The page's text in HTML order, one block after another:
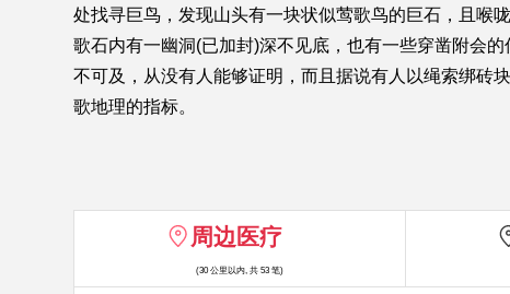
处找寻巨鸟，发现山头有一块状似莺歌鸟的巨石，且喉
歌石内有一幽洞(已加封)深不见底，也有一些穿凿附会
不可及，从没有人能够证明，而且据说有人以绳索绑砖
歌地理的指标。
周边医疗
(30 公里以内, 共 53 笔)